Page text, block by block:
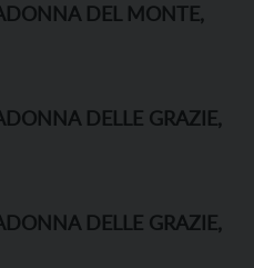
DEL MONTE,
DELLE GRAZIE,
DELLE GRAZIE,